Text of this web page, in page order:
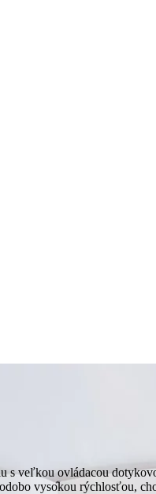
veľkou ovládacou
vysokou rýchlosťou,